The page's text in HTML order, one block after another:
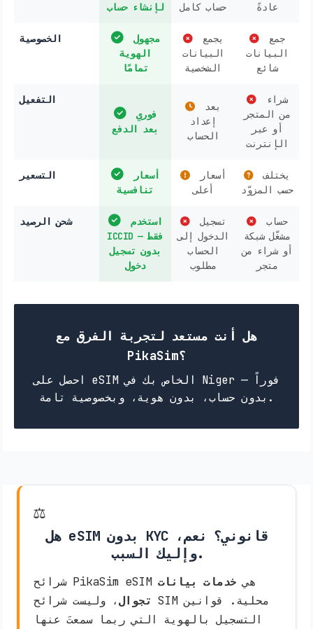
لإنشاء حساب
حساب كامل
عادةً
الخصوصية
الهوية
تمامًا
البيانات
الشخصية
البيانات
شائع
التفعيل
بعد الدفع
إعداد
الحساب
من المتجر
أو عبر
الإنترنت
التسعير
تنافسية
أعلى
يختلف
حسب المزوّد
شحن الرصيد
ICCID فقط —
بدون تسجيل
دخول
الدخول إلى
الحساب
مطلوب
مشغّل شبكة
أو شراء من
متجر
هل أنت مستعد لتجربة الفرق مع
PikaSim؟
احصل على eSIM الخاص بك في Niger فوراً —
بدون حساب، بدون هوية، وبخصوصية تامة.
⚖️
هل eSIM بدون KYC قانوني؟ نعم،
وإليك السبب.
شرائح PikaSim eSIM هي خدمات بيانات
تجوال، وليست شرائح SIM محلية. قوانين
التسجيل بالهوية التي ربما سمعتَ عنها